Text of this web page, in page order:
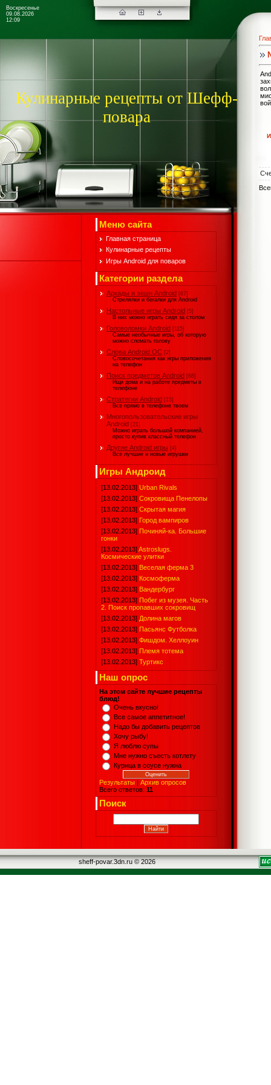
Воскресенье
09.08.2026
12:09
Кулинарные рецепты от Шефф-
повара
Меню сайта
Главная страница
Кулинарные рецепты
Игры Android для поваров
Категории раздела
Аркады и экшн Android [67]
Стрелялки и бегалки для Android
Настольные игры Android [5]
В них можно играть сидя за столом
Головоломки Android [115]
Самые необычные игры, об которую
можно сломать голову
Слова Android ОС [2]
Словосочетания как игры приложения
на телефон
Поиск предметов Android [68]
Ищи дома и на работе предметы в
телефоне
Стратегии Android [15]
Все прямо в телефоне твоем
Многопользовательские игры
Android [21]
Можно играть большой компанией,
просто купив классный телефон
Другие Android игры [4]
Все лучшие и новые игрушки
Игры Андроид
[13.02.2013] Urban Rivals
[13.02.2013] Сокровища Пенелопы
[13.02.2013] Скрытая магия
[13.02.2013] Город вампиров
[13.02.2013] Починяй-ка. Большие
гонки
[13.02.2013]Astroslugs.
Космические улитки
[13.02.2013] Веселая ферма 3
[13.02.2013] Космоферма
[13.02.2013] Вандербург
[13.02.2013] Побег из музея. Часть
2. Поиск пропавших сокровищ
[13.02.2013] Долина магов
[13.02.2013] Пасьянс Футболка
[13.02.2013] Фишдом. Хеллоуин
[13.02.2013] Племя тотема
[13.02.2013] Туртикс
Наш опрос
На этом сайте лучшие рецепты
блюд!
Очень вкусно!
Все самое аппетитное!
Надо бы добавить рецептов
Хочу рыбу!
Я люблю супы
Мне нужно съесть котлету
Курица в соусе нужна
Результаты | Архив опросов
Всего ответов: 11
Поиск
sheff-povar.3dn.ru © 2026